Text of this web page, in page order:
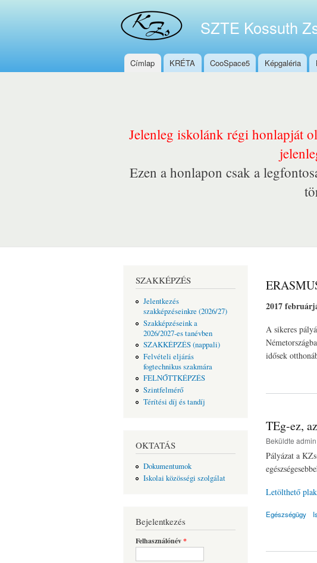
SZTE Kossuth
Főmenü
Címlap KRÉTA CooSpace5 Képgaléria
Jelenleg iskolánk régi honlapját
Ezen a honlapon csak a
SZAKKÉPZÉS
Jelentkezés
szakképzéseinkre (2026/27)
Szakképzéseink a
2026/2027-es tanévben
SZAKKÉPZÉS (nappali)
Felvételi eljárás
fogtechnikus szakmára
FELNŐTTKÉPZÉS
Szintfelmérő
Térítési díj és tandíj
OKTATÁS
Dokumentumok
Iskolai közösségi szolgálat
Bejelentkezés
Felhasználónév*
2017
A sikeres
idősek
TEg-ez,
Beküldte admin
Pályázat a
Letölthető
Egészségügy